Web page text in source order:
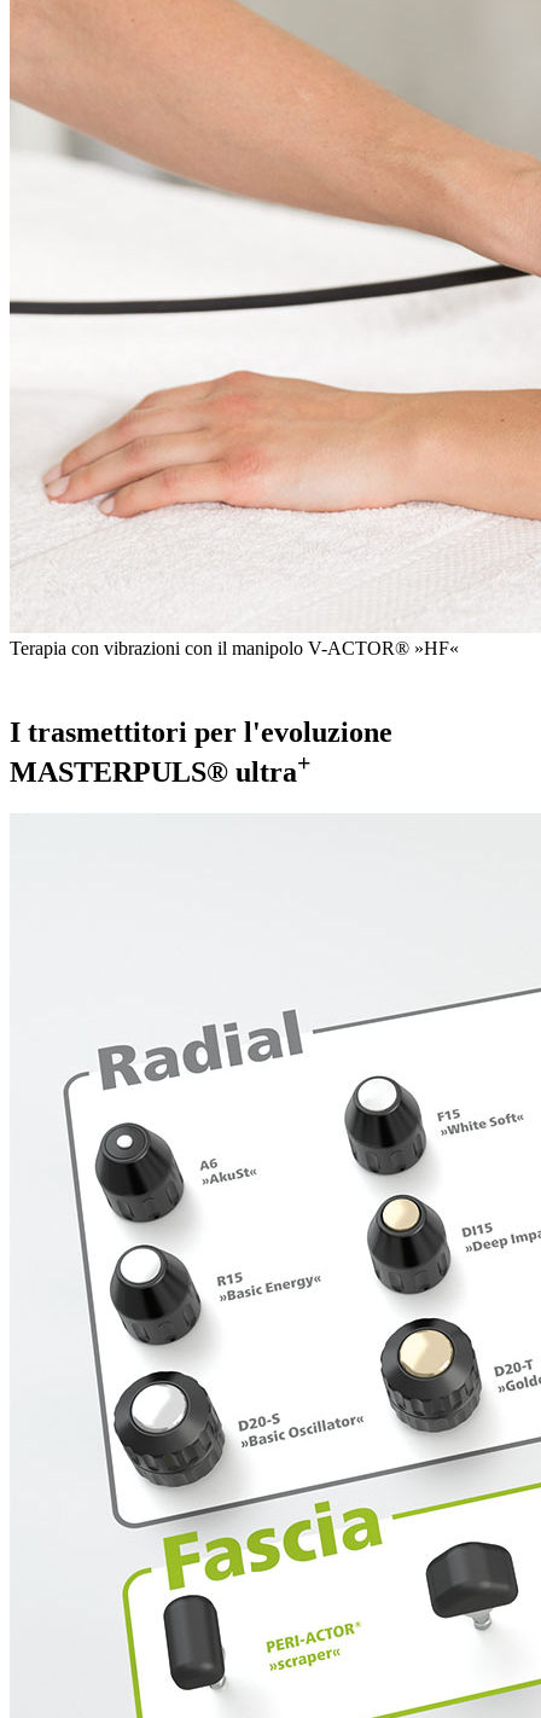
Terapia con vibrazioni con il manipolo V-ACTOR® »HF«
I trasmettitori per l'evoluzione
MASTERPULS® ultra+